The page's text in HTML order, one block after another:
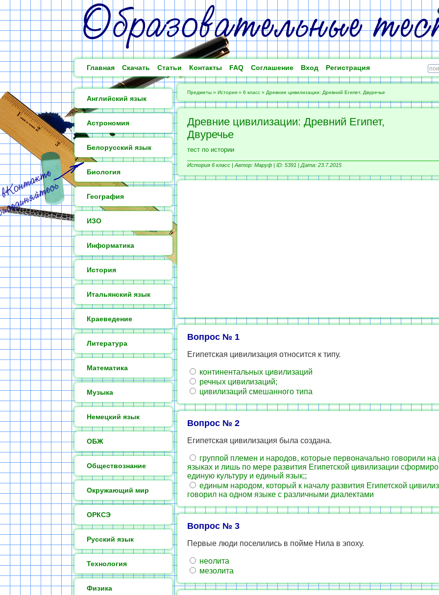
Главная Скачать Статьи Контакты FAQ Соглашение Вход Регистрация
Английский язык
Астрономия
Белорусский язык
Биология
География
ИЗО
Информатика
История
Итальянский язык
Краеведение
Литература
Математика
Музыка
Немецкий язык
ОБЖ
Обществознание
Окружающий мир
ОРКСЭ
Русский язык
Технология
Физика
Предметы » История » 6 класс » Древние цивилизации: Древний Египет, Двуречье
Древние цивилизации: Древний Египет,
Двуречье
тест по истории
История 6 класс | Автор: Маруф | ID: 5391 | Дата: 23.7.2015
Вопрос № 1
Египетская цивилизация относится к типу.
континентальных цивилизаций
речных цивилизаций;
цивилизаций смешанного типа
Вопрос № 2
Египетская цивилизация была создана.
группой племен и народов, которые первоначально говорили на
языках и лишь по мере развития Египетской цивилизации
единую культуру и единый язык;;
единым народом, который к началу развития Египетской
говорил на одном языке с различными диалектами
Вопрос № 3
Первые люди поселились в пойме Нила в эпоху.
неолита
мезолита